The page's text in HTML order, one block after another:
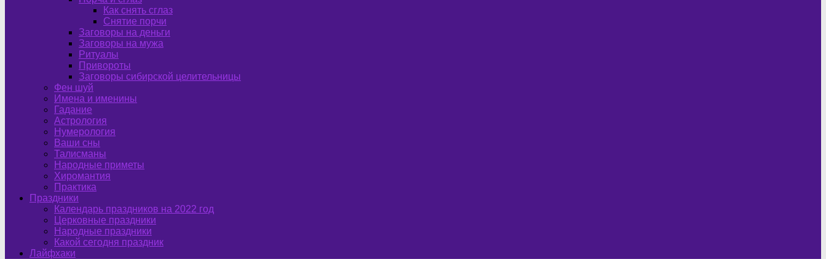
Как снять сглаз
Снятие порчи
Заговоры на деньги
Заговоры на мужа
Ритуалы
Привороты
Заговоры сибирской целительницы
Фен шуй
Имена и именины
Гадание
Астрология
Нумерология
Ваши сны
Талисманы
Народные приметы
Хиромантия
Практика
Праздники
Календарь праздников на 2022 год
Церковные праздники
Народные праздники
Какой сегодня праздник
Лайфхаки